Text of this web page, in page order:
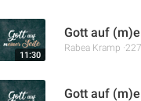
11:30
Gott auf
Rabea Kramp
Gott auf